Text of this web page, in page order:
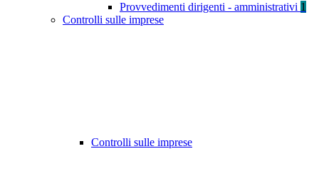
Provvedimenti dirigenti - amministrativi 1
Controlli sulle imprese
Controlli sulle imprese